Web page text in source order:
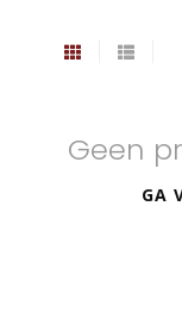
Geen
GA